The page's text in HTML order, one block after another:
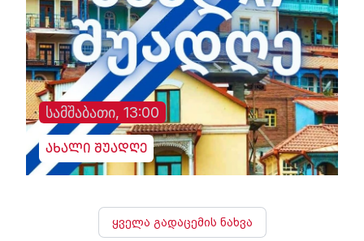
სამშაბათი, 13:00
ახალი შუადღე
ყველა გადაცემის ნახვა